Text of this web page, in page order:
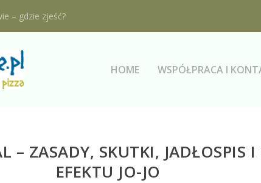
– gdzie zjeść?
HOME WSPÓŁPRACA I
– ZASADY, SKUTKI, JADŁOSPIS
EFEKTU JO-JO